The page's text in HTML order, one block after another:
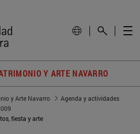
Y ARTE NAVARRO
y Arte Navarro
Agenda y actividades
fiesta y arte